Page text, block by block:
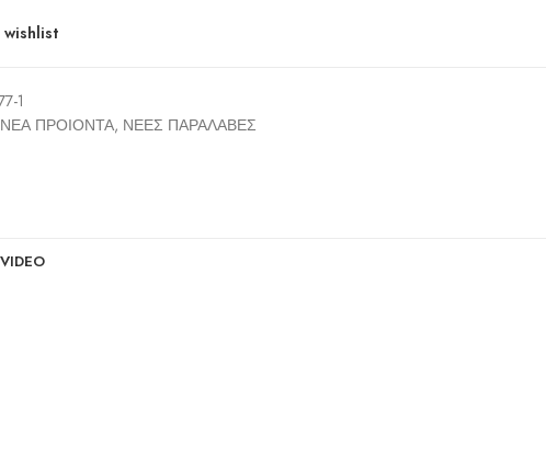
1
ΝΕΑ ΠΡΟΙΟΝΤΑ, ΝΕΕΣ ΠΑΡΑΛΑΒΕΣ
VIDEO